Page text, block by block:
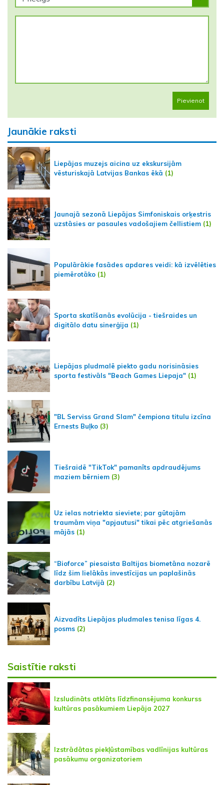
Pievienot
Jaunākie raksti
Liepājas muzejs aicina uz ekskursijām
vēsturiskajā Latvijas Bankas ēkā (1)
Jaunajā sezonā Liepājas Simfoniskais orķestris
uzstāsies ar pasaules vadošajiem čellistiem (1)
Populārākie fasādes apdares veidi: kā izvēlēties
piemērotāko (1)
Sporta skatīšanās evolūcija - tiešraides un
digitālo datu sinerģija (1)
Liepājas pludmalē piekto gadu norisināsies
sporta festivāls "Beach Games Liepaja" (1)
"BL Serviss Grand Slam" čempiona titulu izcīna
Ernests Buļko (3)
Tiešraidē "TikTok" pamanīts apdraudējums
maziem bērniem (3)
Uz ielas notriekta sieviete; par gūtajām
traumām viņa "apjautusi" tikai pēc atgriešanās
mājās (1)
“Bioforce” piesaista Baltijas biometāna nozarē
līdz šim lielākās investīcijas un paplašinās
darbību Latvijā (2)
Aizvadīts Liepājas pludmales tenisa līgas 4.
posms (2)
Saistītie raksti
Izsludināts atklāts līdzfinansējuma konkurss
kultūras pasākumiem Liepāja 2027
Izstrādātas piekļūstamības vadlīnijas kultūras
pasākumu organizatoriem